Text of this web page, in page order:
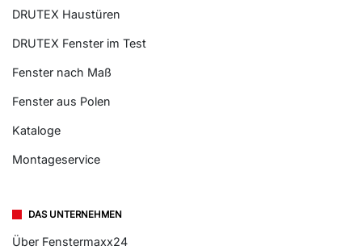
DRUTEX Haustüren
DRUTEX Fenster im Test
Fenster nach Maß
Fenster aus Polen
Kataloge
Montageservice
DAS UNTERNEHMEN
Über Fenstermaxx24